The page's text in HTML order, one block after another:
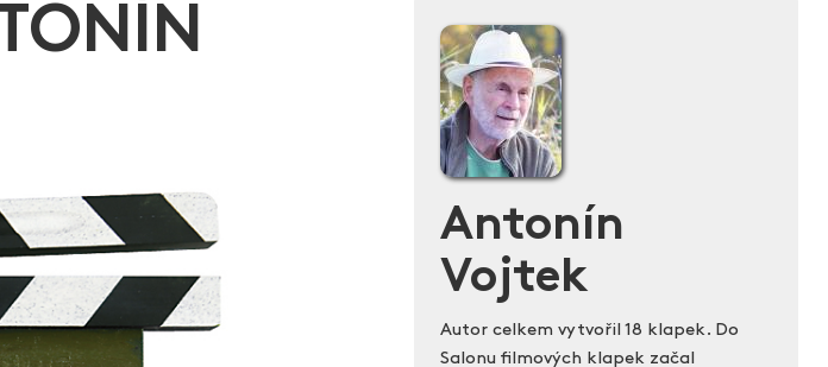
Antonín
Vojtek
Autor celkem vytvořil 18 klapek. Do
Salonu filmových klapek začal